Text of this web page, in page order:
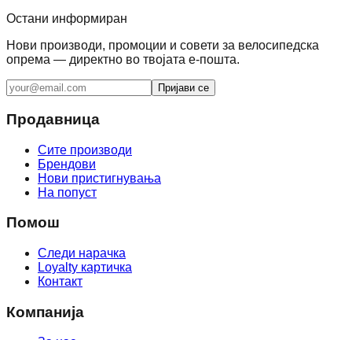
Остани информиран
Нови производи, промоции и совети за велосипедска
опрема — директно во твојата е-пошта.
Пријави се
Продавница
Сите производи
Брендови
Нови пристигнувања
На попуст
Помош
Следи нарачка
Loyalty картичка
Контакт
Компанија